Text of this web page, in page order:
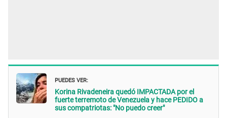
PUEDES VER:
Korina Rivadeneira quedó IMPACTADA por el
fuerte terremoto de Venezuela y hace PEDIDO a
sus compatriotas: "No puedo creer"